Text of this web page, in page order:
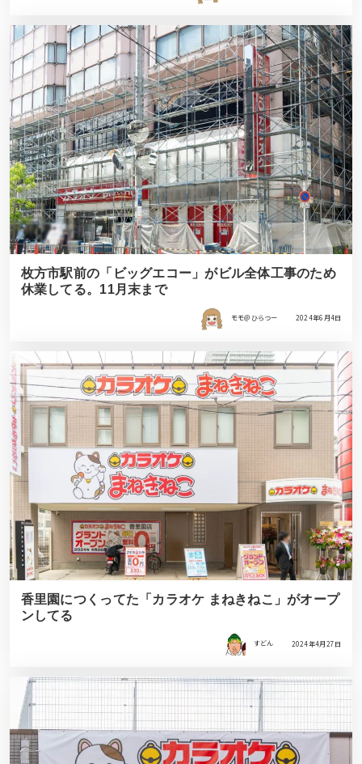
枚方市駅前の「ビッグエコー」がビル全体工事のため
休業してる。11月末まで
モモ＠ひらつー 2024年6月4日
香里園につくってた「カラオケ まねきねこ」がオープ
ンしてる
すどん 2024年4月27日